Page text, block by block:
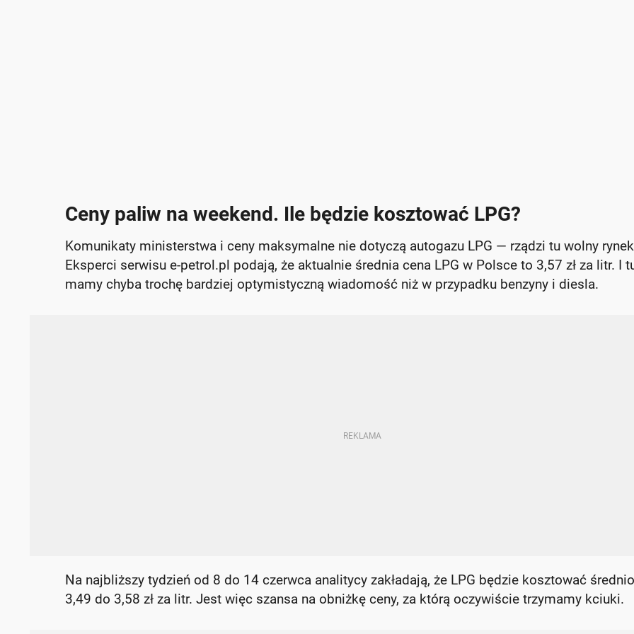
Ceny paliw na weekend. Ile będzie kosztować LPG?
Komunikaty ministerstwa i ceny maksymalne nie dotyczą autogazu LPG — rządzi tu wolny
Eksperci serwisu e-petrol.pl podają, że aktualnie średnia cena LPG w Polsce to 3,57 zł za litr. I
mamy chyba trochę bardziej optymistyczną wiadomość niż w przypadku benzyny i diesla.
Na najbliższy tydzień od 8 do 14 czerwca analitycy zakładają, że LPG będzie kosztować
3,49 do 3,58 zł za litr. Jest więc szansa na obniżkę ceny, za którą oczywiście trzymamy kciuki.